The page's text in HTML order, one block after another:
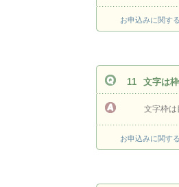
お申込みに関す
11 文字は
文字枠
お申込みに関す